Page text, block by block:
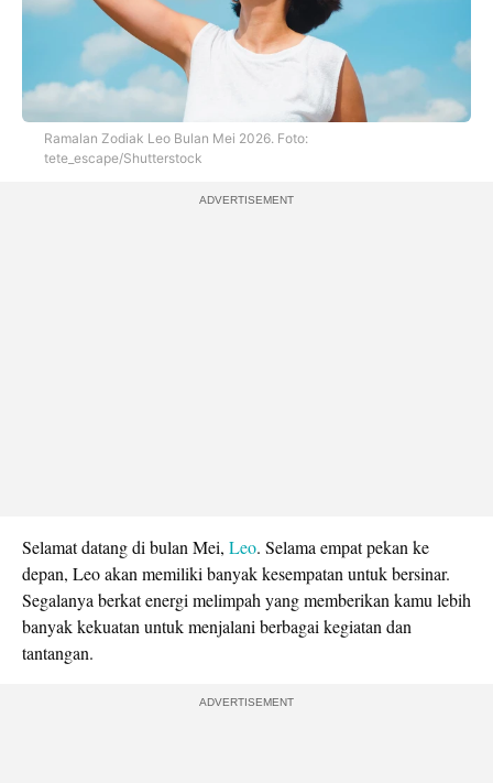
Ramalan Zodiak Leo Bulan Mei 2026. Foto:
tete_escape/Shutterstock
ADVERTISEMENT
Selamat datang di bulan Mei, Leo. Selama empat pekan ke
depan, Leo akan memiliki banyak kesempatan untuk bersinar.
Segalanya berkat energi melimpah yang memberikan kamu lebih
banyak kekuatan untuk menjalani berbagai kegiatan dan
tantangan.
ADVERTISEMENT